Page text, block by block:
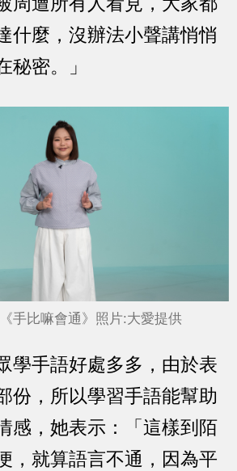
什麼，沒辦法小聲講悄悄
秘密。」
手比嘛會通》照片:大愛提供
學手語好處多多，由於表
份，所以學習手語能幫助
感，她表示：「這樣到陌
，就算語言不通，因為平